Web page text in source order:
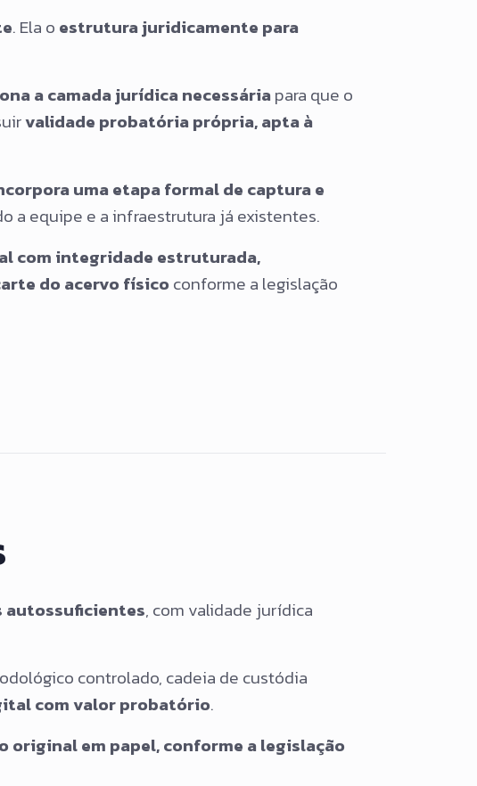
. Ela o estrutura juridicamente para
a camada jurídica necessáriapara que o
validade probatória própria, apta à
uma etapa formal de captura e
a equipe e a infraestrutura já existentes.
com integridade estruturada,
do acervo físico conforme a legislação
, com validade jurídica
controlado, cadeia de custódia
com valor probatório.
original em papel, conforme a legislação